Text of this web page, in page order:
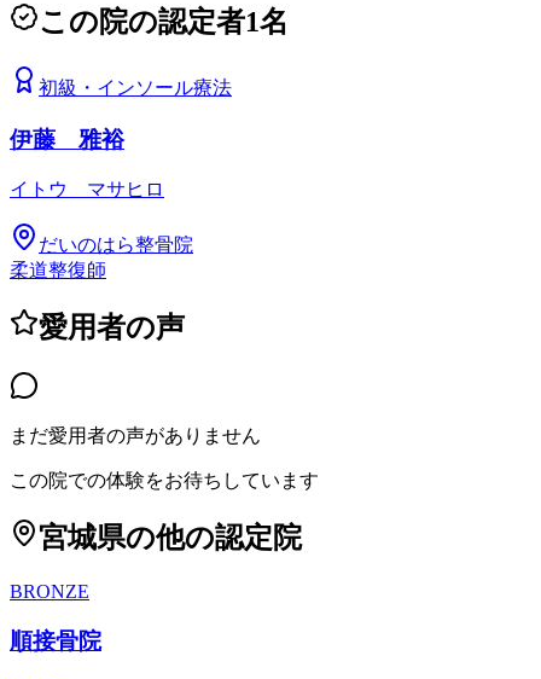
この院の認定者1名
初級 ・ インソール療法
伊藤 雅裕
イトウ マサヒロ
だいのはら整骨院
柔道整復師
愛用者の声
まだ愛用者の声がありません
この院での体験をお待ちしています
宮城県の他の認定院
BRONZE
順接骨院